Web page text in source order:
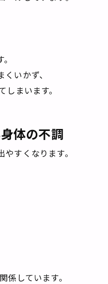
いかず、
しまいます。
体の不調
すくなります。
係しています。